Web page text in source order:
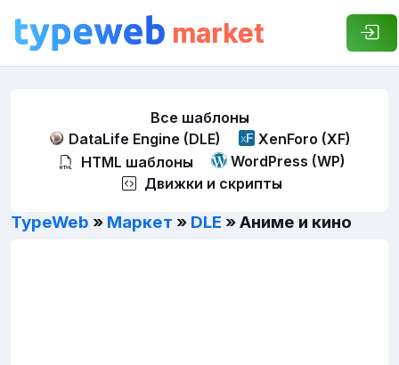
market
Все шаблоны
DataLife Engine (DLE)
XenForo (XF)
HTML шаблоны
WordPress (WP)
Движки и скрипты
TypeWeb » Маркет » DLE » Аниме и кино